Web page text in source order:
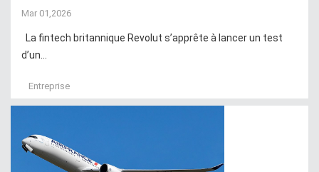
Mar 01,2026
La fintech britannique Revolut s’apprête à lancer un test
d’un...
Entreprise